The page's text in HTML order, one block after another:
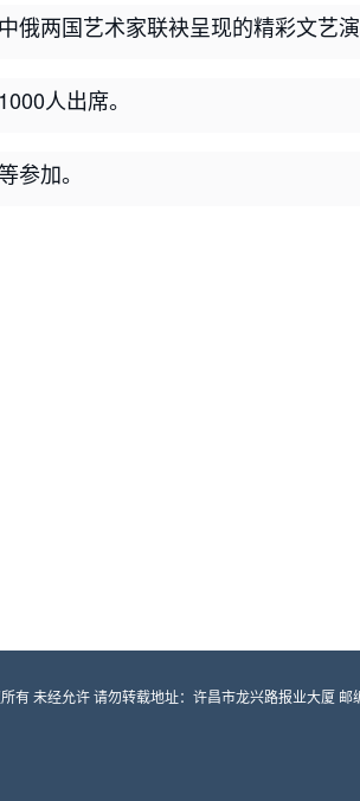
俄两国艺术家联袂呈现的精彩文艺演
人出席。
参加。
有 未经允许 请勿转载地址：许昌市龙兴路报业大厦 邮